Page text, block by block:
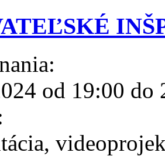
od 19:00 do